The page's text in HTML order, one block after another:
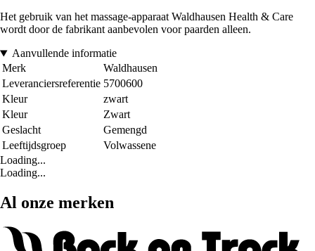
Het gebruik van het massage-apparaat Waldhausen Health & Care
wordt door de fabrikant aanbevolen voor paarden alleen.
Aanvullende informatie
Merk
Waldhausen
Leveranciersreferentie 5700600
Kleur
zwart
Kleur
Zwart
Geslacht
Gemengd
Leeftijdsgroep
Volwassene
Loading...
Loading...
Al onze merken